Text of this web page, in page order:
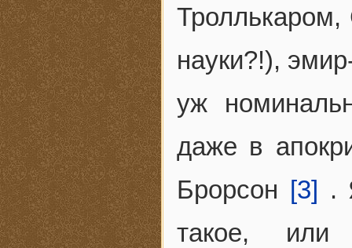
Троллькаром,
науки?!),
уж
даже в
Брорсон [3] .
такое, или